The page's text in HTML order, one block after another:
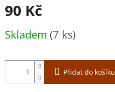
90 Kč
cena:
Skladem (7 ks)
Přidat do košíku